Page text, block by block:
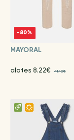
-80%
MAYORAL
alates 8.22€ 41.10€